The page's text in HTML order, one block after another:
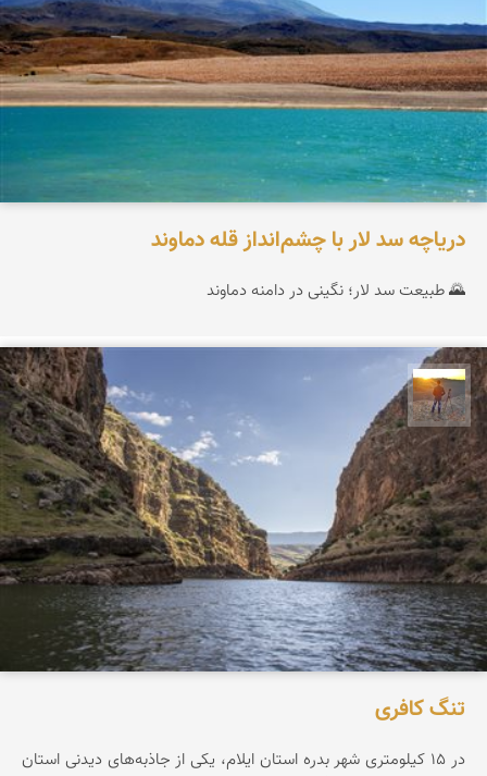
دریاچه سد لار با چشم‌انداز قله دماوند
🌄 طبیعت سد لار؛ نگینی در دامنه دماوند
مهدی مخلصیان
تنگ کافری
در ۱۵ کیلومتری شهر بدره استان ایلام، یکی از جاذبه‌های دیدنی استان